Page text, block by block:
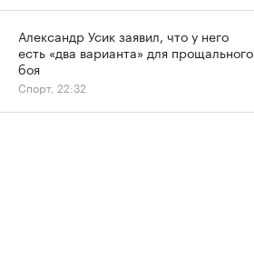
Александр Усик заявил, что у него
есть «два варианта» для прощального
боя
Спорт, 22:32